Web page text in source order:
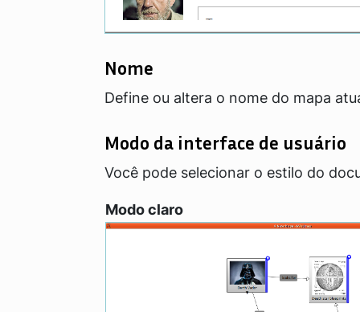
Nome
Define ou altera o nome do mapa
Modo da interface de usuário
Você pode selecionar o estilo do
Modo claro